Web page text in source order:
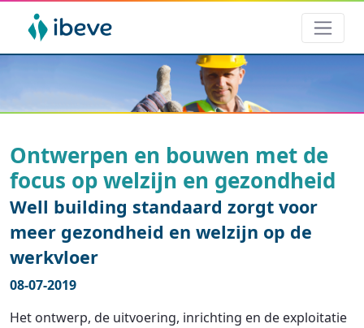
Ontwerpen en bouwen met de
focus op welzijn en gezondheid
Well building standaard zorgt voor
meer gezondheid en welzijn op de
werkvloer
08-07-2019
Het ontwerp, de uitvoering, inrichting en de exploitatie